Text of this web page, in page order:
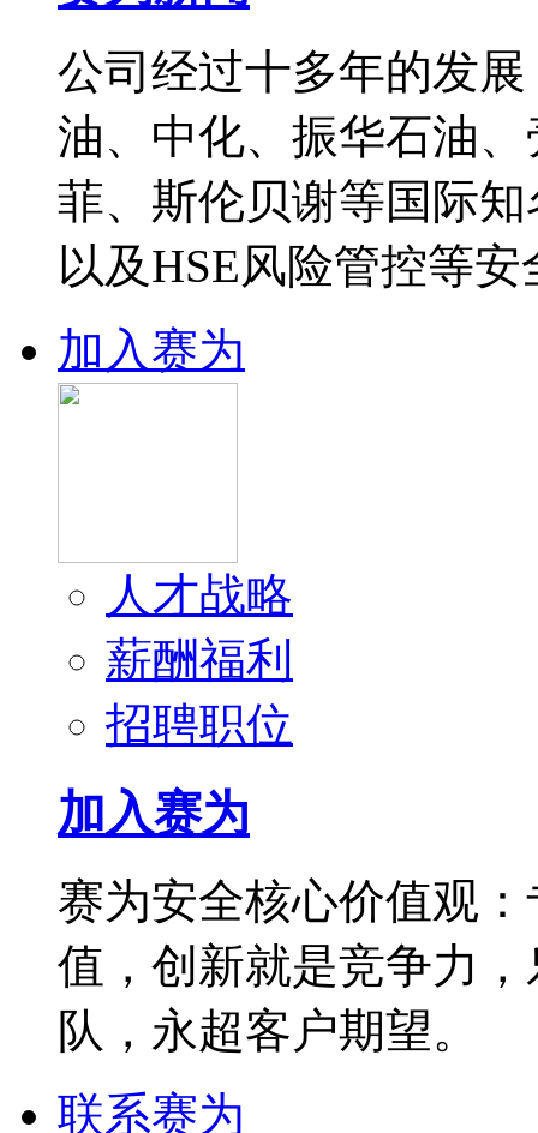
公司经过十多年的发
油、中化、振华石油
菲、斯伦贝谢等国际
以及HSE风险管控等
加入赛为
人才战略
薪酬福利
招聘职位
加入赛为
赛为安全核心价值观
值，创新就是竞争力
队，永超客户期望。
联系赛为